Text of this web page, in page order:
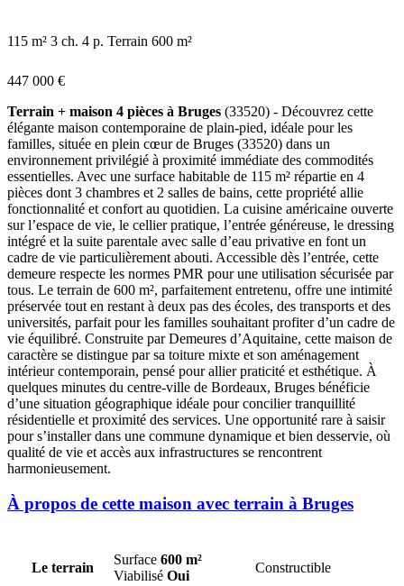
115 m² 3 ch. 4 p. Terrain 600 m²
447 000 €
Terrain + maison 4 pièces à Bruges (33520) - Découvrez cette
élégante maison contemporaine de plain-pied, idéale pour les
familles, située en plein cœur de Bruges (33520) dans un
environnement privilégié à proximité immédiate des commodités
essentielles. Avec une surface habitable de 115 m² répartie en 4
pièces dont 3 chambres et 2 salles de bains, cette propriété allie
fonctionnalité et confort au quotidien. La cuisine américaine ouverte
sur l’espace de vie, le cellier pratique, l’entrée généreuse, le dressing
intégré et la suite parentale avec salle d’eau privative en font un
cadre de vie particulièrement abouti. Accessible dès l’entrée, cette
demeure respecte les normes PMR pour une utilisation sécurisée par
tous. Le terrain de 600 m², parfaitement entretenu, offre une intimité
préservée tout en restant à deux pas des écoles, des transports et des
universités, parfait pour les familles souhaitant profiter d’un cadre de
vie équilibré. Construite par Demeures d’Aquitaine, cette maison de
caractère se distingue par sa toiture mixte et son aménagement
intérieur contemporain, pensé pour allier praticité et esthétique. À
quelques minutes du centre-ville de Bordeaux, Bruges bénéficie
d’une situation géographique idéale pour concilier tranquillité
résidentielle et proximité des services. Une opportunité rare à saisir
pour s’installer dans une commune dynamique et bien desservie, où
qualité de vie et accès aux infrastructures se rencontrent
harmonieusement.
À propos de cette maison avec terrain à Bruges
Le terrain
Surface 600 m²
Viabilisé Oui
Constructible